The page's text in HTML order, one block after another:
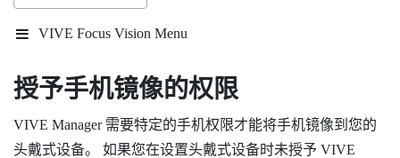
VIVE Focus Vision Menu
授予手机镜像的权限
VIVE Manager需要特定的手机权限才能将手机镜像到您的
头戴式设备。 如果您在设置头戴式设备时未授予 VIVE